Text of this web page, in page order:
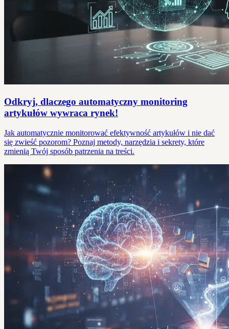
Odkryj, dlaczego automatyczny monitoring
artykułów wywraca rynek!
Jak automatycznie monitorować efektywność artykułów i nie dać
się zwieść pozorom? Poznaj metody, narzędzia i sekrety, które
zmienią Twój sposób patrzenia na treści.